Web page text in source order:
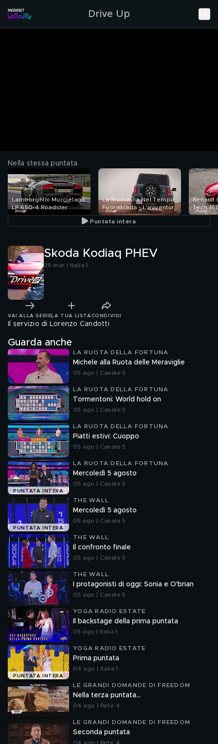
Drive Up
Nella stessa puntata
Lamborghini Murciélago
LP 650-4 Roadster
La Macchina Nel Tempo:
Fuoristrada - L'avventura
è l'avventura
Renault
Tech
Puntata intera
Skoda Kodiaq PHEV
28 mar | Italia 1
VAI ALLA SERIE LA TUA LISTA CONDIVIDI
Il servizio di Lorenzo Candotti
Guarda anche
LA RUOTA DELLA FORTUNA
Michele alla Ruota delle Meraviglie
05 ago | Canale 5
LA RUOTA DELLA FORTUNA
Tormentoni: World hold on
05 ago | Canale 5
LA RUOTA DELLA FORTUNA
Piatti estivi: Cuoppo
05 ago | Canale 5
PUNTATA INTERA
LA RUOTA DELLA FORTUNA
Mercoledì 5 agosto
05 ago | Canale 5
PUNTATA INTERA
THE WALL
Mercoledì 5 agosto
05 ago | Canale 5
THE WALL
Il confronto finale
05 ago | Canale 5
THE WALL
I protagonisti di oggi: Sonia e O'brian
05 ago | Canale 5
YOGA RADIO ESTATE
Il backstage della prima puntata
05 ago | Italia 1
PUNTATA INTERA
YOGA RADIO ESTATE
Prima puntata
04 ago | Italia 1
LE GRANDI DOMANDE DI FREEDOM
Nella terza puntata...
04 ago | Rete 4
LE GRANDI DOMANDE DI FREEDOM
Seconda puntata
04 ago | Rete 4